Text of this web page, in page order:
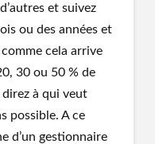
et suivez
ou des années et
cela arrive
30 ou 50 % de
à qui veut
possible. A ce
d’un gestionnaire